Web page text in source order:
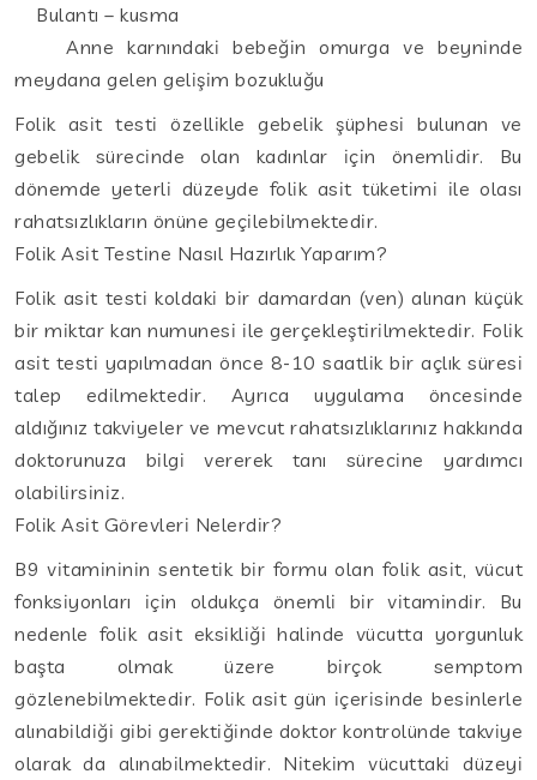
Bulantı – kusma
Anne karnındaki bebeğin omurga ve beyninde
meydana gelen gelişim bozukluğu
Folik asit testi özellikle gebelik şüphesi bulunan ve
gebelik sürecinde olan kadınlar için önemlidir. Bu
dönemde yeterli düzeyde folik asit tüketimi ile olası
rahatsızlıkların önüne geçilebilmektedir.
Folik Asit Testine Nasıl Hazırlık Yaparım?
Folik asit testi koldaki bir damardan (ven) alınan küçük
bir miktar kan numunesi ile gerçekleştirilmektedir. Folik
asit testi yapılmadan önce 8-10 saatlik bir açlık süresi
talep edilmektedir. Ayrıca uygulama öncesinde
aldığınız takviyeler ve mevcut rahatsızlıklarınız hakkında
doktorunuza bilgi vererek tanı sürecine yardımcı
olabilirsiniz.
Folik Asit Görevleri Nelerdir?
B9 vitamininin sentetik bir formu olan folik asit, vücut
fonksiyonları için oldukça önemli bir vitamindir. Bu
nedenle folik asit eksikliği halinde vücutta yorgunluk
başta olmak üzere birçok semptom
gözlenebilmektedir. Folik asit gün içerisinde besinlerle
alınabildiği gibi gerektiğinde doktor kontrolünde takviye
olarak da alınabilmektedir. Nitekim vücuttaki düzeyi